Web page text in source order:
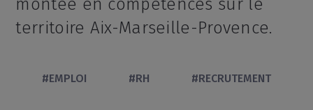
montée en compétences sur le
territoire Aix-Marseille-Provence.
#EMPLOI #RH #RECRUTEMENT